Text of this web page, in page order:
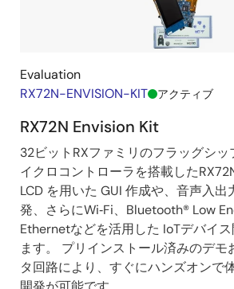
Family/19
Evaluation
RX72N-ENVISION-KIT
アクティブ
RX72N Envision Kit
32ビットRXファミリのフラッグシッ
イクロコントローラを搭載した
LCD を用いた GUI 作成や、音声入出
発、さらにWi‑Fi、Bluetooth® Low
Ethernetなどを活用した IoTデバイ
ます。 プリインストール済みのデモ
タ回路により、すぐにハンズオンで